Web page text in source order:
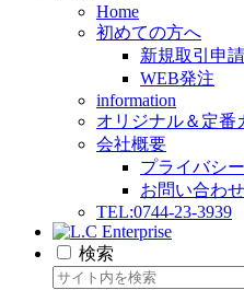
Home
初めての方へ
新規取引申請
WEB発注
information
オリジナル＆定番
会社概要
プライバシ
お問い合わせ
TEL:0744-23-3939
検索